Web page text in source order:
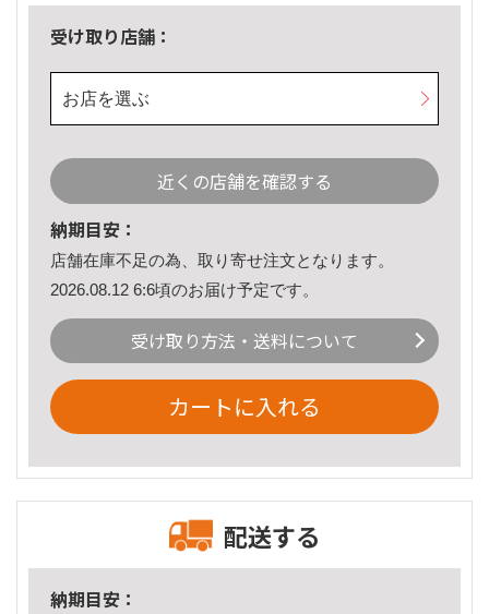
受け取り店舗：
お店を選ぶ
近くの店舗を確認する
納期目安：
店舗在庫不足の為、取り寄せ注文となります。
2026.08.12 6:6頃のお届け予定です。
受け取り方法・送料について
カートに入れる
配送する
納期目安：